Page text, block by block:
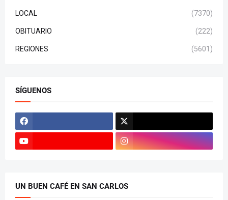
LOCAL (7370)
OBITUARIO (222)
REGIONES (5601)
SÍGUENOS
UN BUEN CAFÉ EN SAN CARLOS